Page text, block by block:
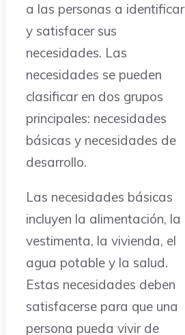
a las personas a identificar
y satisfacer sus
necesidades. Las
necesidades se pueden
clasificar en dos grupos
principales: necesidades
básicas y necesidades de
desarrollo.
Las necesidades básicas
incluyen la alimentación, la
vestimenta, la vivienda, el
agua potable y la salud.
Estas necesidades deben
satisfacerse para que una
persona pueda vivir de